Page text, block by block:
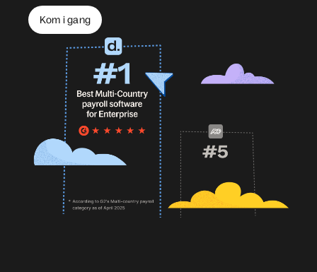
Kom i gang